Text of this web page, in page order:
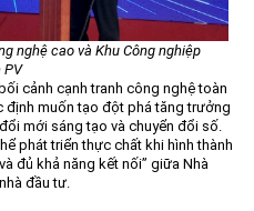
nghệ cao và Khu Công nghiệp
PV
cảnh cạnh tranh công nghệ toàn
định muốn tạo đột phá tăng trưởng
mới sáng tạo và chuyển đổi số.
phát triển thực chất khi hình thành
đủ khả năng kết nối” giữa Nhà
đầu tư.